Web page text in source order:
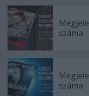
száma
száma